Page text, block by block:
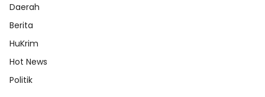
Daerah
Berita
HuKrim
Hot News
Politik